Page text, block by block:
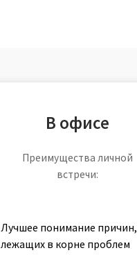
В офисе
Преимущества личной
встречи:
Лучшее понимание причин,
лежащих в корне проблем